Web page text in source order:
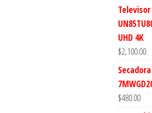
UHD 4K
$2,100.00
$480.00